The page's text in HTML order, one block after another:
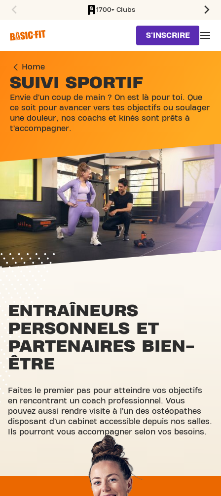
1700+ Clubs
S'INSCRIRE
Home
SUIVI SPORTIF
Envie d’un coup de main ? On est là pour toi. Que
ce soit pour avancer vers tes objectifs ou soulager
une douleur, nos coachs et kinés sont prêts à
t’accompagner.
ENTRAÎNEURS
PERSONNELS ET
PARTENAIRES BIEN-
ÊTRE
Faites le premier pas pour atteindre vos objectifs
en rencontrant un coach professionnel. Vous
pouvez aussi rendre visite à l’un des ostéopathes
disposant d’un cabinet accessible depuis nos salles.
Ils pourront vous accompagner selon vos besoins.